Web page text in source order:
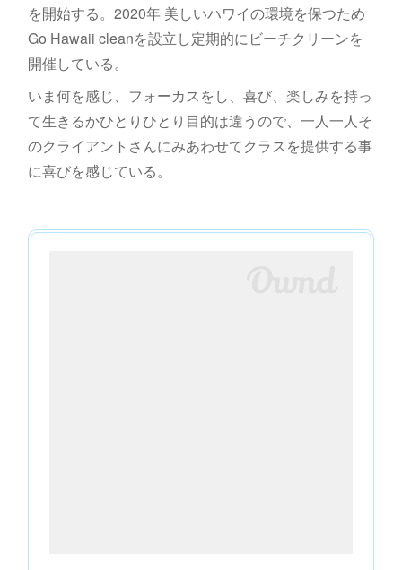
を開始する。2020年 美しいハワイの環境を保つため
Go Hawaii cleanを設立し定期的にビーチクリーンを
開催している。
いま何を感じ、フォーカスをし、喜び、楽しみを持っ
て生きるかひとりひとり目的は違うので、一人一人そ
のクライアントさんにみあわせてクラスを提供する事
に喜びを感じている。